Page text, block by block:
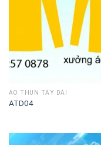
ÁO THUN TAY DÀI
ATD04